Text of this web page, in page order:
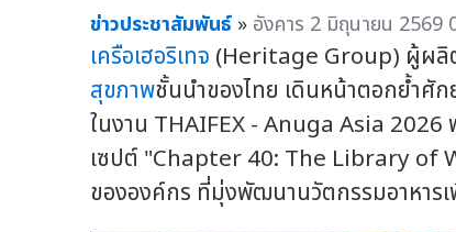
ข่าวประชาสัมพันธ์ » อังคาร 2 มิถุนายน 2569
เครือเฮอริเทจ (Heritage Group) ผู้ผลิ
สุขภาพชั้นนำของไทย เดินหน้าตอกย้ำศั
ในงาน THAIFEX - Anuga Asia
เซปต์ "Chapter 40: The Library of
ขององค์กร ที่มุ่งพัฒนานวัตกรรมอาหาร